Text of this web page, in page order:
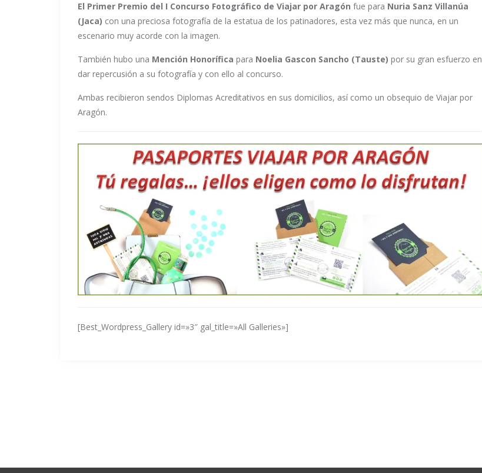
El Primer Premio del I Concurso Fotográfico de Viajar por Aragón fue para Nuria Sanz Villanúa
(Jaca) con una preciosa fotografía de la estatua de los patinadores, esta vez más que nunca, en un
escenario muy acorde con la imagen.
También hubo una Mención Honorífica para Noelia Gascon Sancho (Tauste) por su gran esfuerzo en
dar repercusión a su fotografía y con ello al concurso.
Ambas recibieron sendos Diplomas Acreditativos en sus domicilios, así como un obsequio de Viajar por
Aragón.
[Best_Wordpress_Gallery id=»3″ gal_title=»All Galleries»]